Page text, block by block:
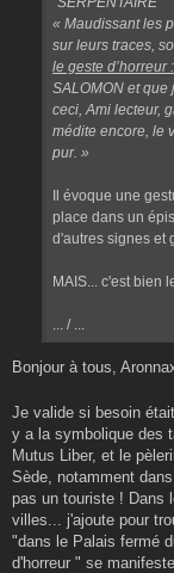
« Maudissant les
sur leurs traces,
le geste d’horreur :
SALOMON et que
ceci, Ami lecteur,
médite encore, le
pur. »
Il évoque une
place dans un
d'autres signes et
MAIS... c'est bien
... / ...
Bonjour à tous,
Je valide si besoin était
y a la symbolique des
Mutus Liber, et le
Sède, notamment
pas un touriste ! Dans
villes... j'ajoute pour
"dans le Palais fermé
d'horreur " se